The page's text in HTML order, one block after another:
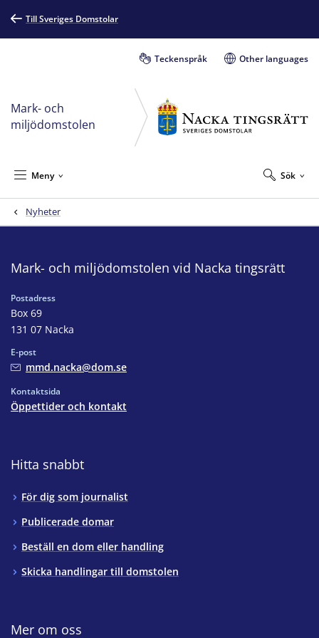
Till Sveriges Domstolar
Teckenspråk Other languages
Mark- och
miljödomstolen
Sök
Meny
Nyheter
Mark- och miljödomstolen vid Nacka tingsrätt
Postadress
Box 69
131 07 Nacka
E-post
mmd.nacka@dom.se
Kontaktsida
Öppettider och kontakt
Hitta snabbt
För dig som journalist
Publicerade domar
Beställ en dom eller handling
Skicka handlingar till domstolen
Mer om oss